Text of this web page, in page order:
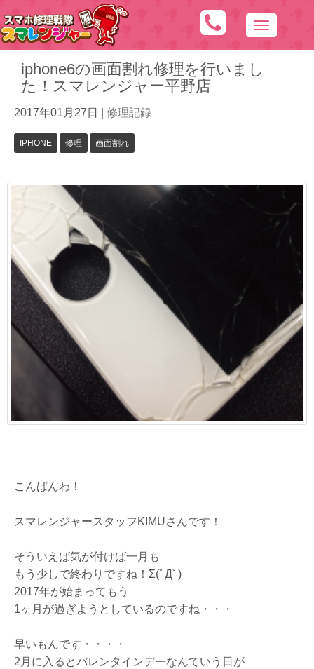
N
a
o
iphone6の画面割れ修理を行いまし
た！スマレンジャー平野店
2017年01月27日 修理記録
IPHONE 修理 画面割れ
こんばんわ！
スマレンジャースタッフKIMUさんです！
そういえば気が付けば一月も
もう少しで終わりですね！Σ(ﾟДﾟ)
2017年が始まってもう
1ヶ月が過ぎようとしているのですね・・・
早いもんです・・・・
2月に入るとバレンタインデーなんていう日が